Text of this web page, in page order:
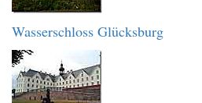
Wasserschloss Glücksburg